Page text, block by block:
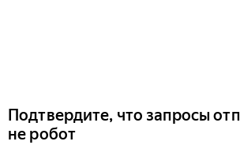
Подтвердите, что запросы
не робот